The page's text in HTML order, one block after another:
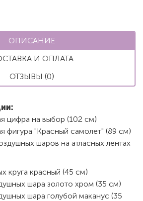
ОПИСАНИЕ
И ОПЛАТА
ОТЗЫВЫ (0)
цифра на выбор (102 см)
фигура "Красный самолет" (89 см)
шаров на атласных лентах
круга красный (45 см)
шара золото хром (35 см)
шара голубой маканус (35